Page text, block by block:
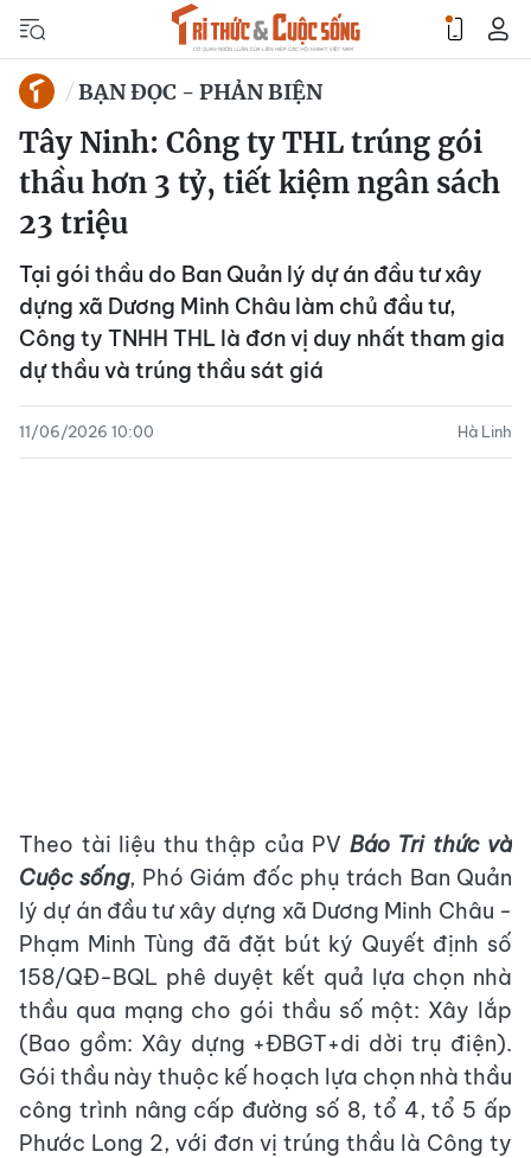
BẠN ĐỌC - PHẢN BIỆN
Tây Ninh: Công ty THL trúng gói
thầu hơn 3 tỷ, tiết kiệm ngân sách
23 triệu
Tại gói thầu do Ban Quản lý dự án đầu tư xây
dựng xã Dương Minh Châu làm chủ đầu tư,
Công ty TNHH THL là đơn vị duy nhất tham gia
dự thầu và trúng thầu sát giá
11/06/2026 10:00 Hà Linh
Theo tài liệu thu thập của PV Báo Tri thức và
Cuộc sống, Phó Giám đốc phụ trách Ban Quản
lý dự án đầu tư xây dựng xã Dương Minh Châu -
Phạm Minh Tùng đã đặt bút ký Quyết định số
158/QĐ-BQL phê duyệt kết quả lựa chọn nhà
thầu qua mạng cho gói thầu số một: Xây lắp
(Bao gồm: Xây dựng +ĐBGT+di dời trụ điện).
Gói thầu này thuộc kế hoạch lựa chọn nhà thầu
công trình nâng cấp đường số 8, tổ 4, tổ 5 ấp
Phước Long 2, với đơn vị trúng thầu là Công ty